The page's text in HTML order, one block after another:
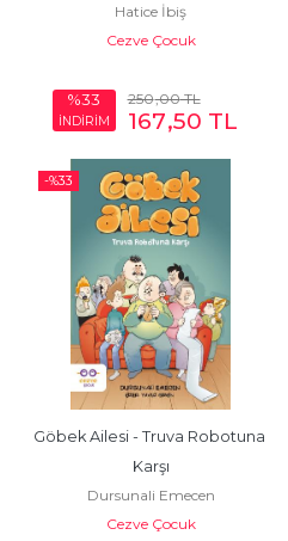
Hatice İbiş
Cezve Çocuk
%33
İNDİRİM
250,00TL
167,50 TL
-%33
Göbek Ailesi - Truva Robotuna
Karşı
Dursunali Emecen
Cezve Çocuk